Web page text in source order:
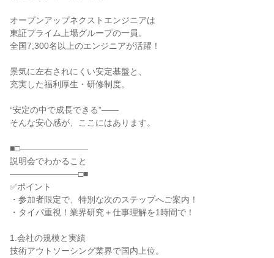
オープンアップネクストエンジニアは
東証プライム上場グループの一員。
全国7,300名以上のエンジニアが活躍！
景気に左右されにくい安定基盤と、
充実した福利厚生・研修制度。
“安定の中で成長できる”――
そんな安心感が、ここにはあります。
■□――――――――
説明会でわかること
――――――――□■
✅ポイント
・参加者限定で、特別な次のステップへご案内！
・タイパ重視！業界研究＋仕事理解を1時間で！
1.会社の規模と実績
技術アウトソーシング業界で国内上位。